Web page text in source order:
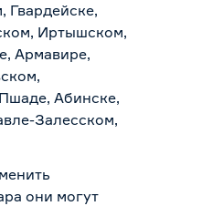
Гвардейске,
Иртышском,
Армавире,
Абинске,
Залесском,
они могут